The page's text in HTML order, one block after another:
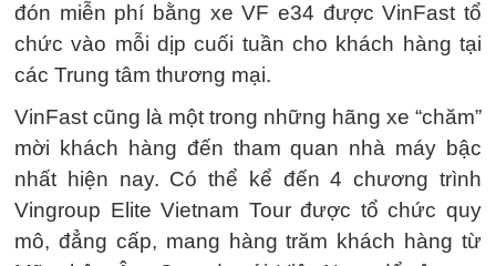
đón miễn phí bằng xe VF e34 được VinFast tổ
chức vào mỗi dịp cuối tuần cho khách hàng tại
các Trung tâm thương mại.
VinFast cũng là một trong những hãng xe “chăm”
mời khách hàng đến tham quan nhà máy bậc
nhất hiện nay. Có thể kể đến 4 chương trình
Vingroup Elite Vietnam Tour được tổ chức quy
mô, đẳng cấp, mang hàng trăm khách hàng từ